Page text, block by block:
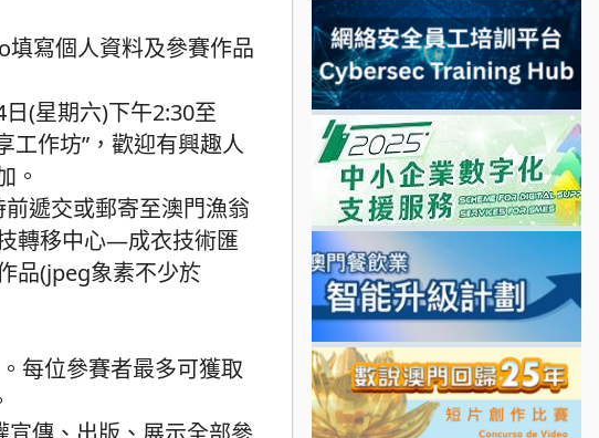
寫個人資料及參賽作品
(星期六)下午2:30至
工作坊”，歡迎有興趣人
。
遞交或郵寄至澳門漁翁
轉移中心—成衣技術匯
品(jpeg象素不少於
每位參賽者最多可獲取